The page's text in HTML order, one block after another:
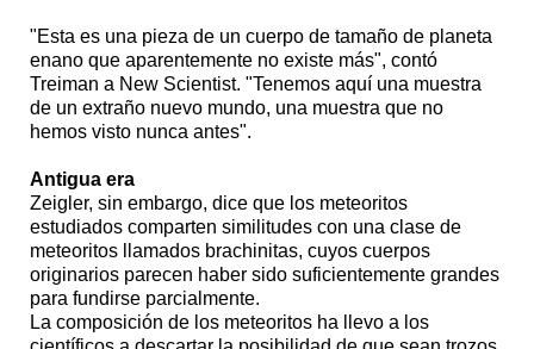
"Esta es una pieza de un cuerpo de tamaño de planeta
enano que aparentemente no existe más", contó
Treiman a New Scientist. "Tenemos aquí una muestra
de un extraño nuevo mundo, una muestra que no
hemos visto nunca antes".
Antigua era
Zeigler, sin embargo, dice que los meteoritos
estudiados comparten similitudes con una clase de
meteoritos llamados brachinitas, cuyos cuerpos
originarios parecen haber sido suficientemente grandes
para fundirse parcialmente.
La composición de los meteoritos ha llevo a los